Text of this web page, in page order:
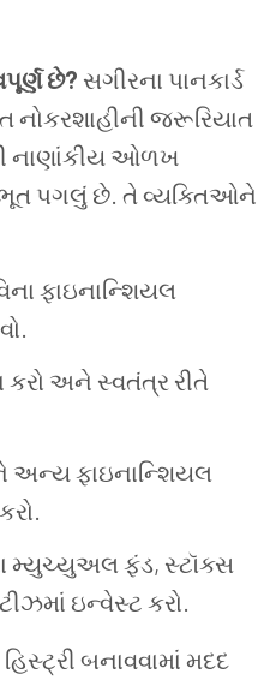
છે? સગીરના પાનકાર્ડ
નોકરશાહીની જરૂરિયાત
નાણાંકીય ઓળખ
પગલું છે. તે વ્યક્તિઓને
ફાઇનાન્શિયલ
અને સ્વતંત્ર રીતે
અન્ય ફાઇનાન્શિયલ
મ્યુચ્યુઅલ ફંડ, સ્ટૉક્સ
ઇન્વેસ્ટ કરો.
બનાવવામાં મદદ